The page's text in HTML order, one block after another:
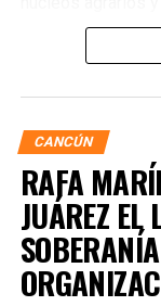
donde se
arbustos y
desafíos
de 203 mil
por incendios,
CANCÚN
RAFA
JUÁREZ EL